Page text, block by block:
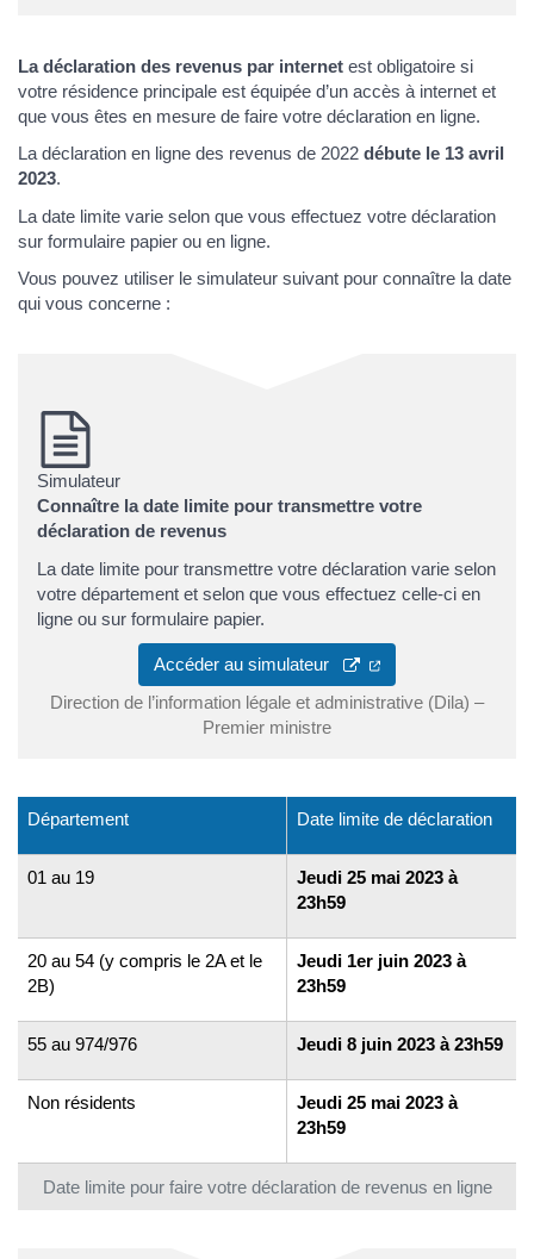
La déclaration des revenus par internet est obligatoire si
votre résidence principale est équipée d’un accès à internet et
que vous êtes en mesure de faire votre déclaration en ligne.
La déclaration en ligne des revenus de 2022 débute le 13 avril
2023.
La date limite varie selon que vous effectuez votre déclaration
sur formulaire papier ou en ligne.
Vous pouvez utiliser le simulateur suivant pour connaître la date
qui vous concerne :
Simulateur
Connaître la date limite pour transmettre votre
déclaration de revenus
La date limite pour transmettre votre déclaration varie selon
votre département et selon que vous effectuez celle-ci en
ligne ou sur formulaire papier.
Accéder au simulateur
Direction de l’information légale et administrative (Dila) –
Premier ministre
Date limite pour faire votre déclaration de revenus en ligne
Département Date limite de déclaration
01 au 19
Jeudi 25 mai 2023 à
23h59
20 au 54 (y compris le 2A et le
2B)
Jeudi 1er juin 2023 à
23h59
55 au 974/976 Jeudi 8 juin 2023 à 23h59
Non résidents
Jeudi 25 mai 2023 à
23h59